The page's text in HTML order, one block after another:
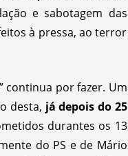
e sabotagem das
à pressa, ao terror
continua por fazer. Um
desta, já depois do 25
durantes os 13
do PS e de Mário